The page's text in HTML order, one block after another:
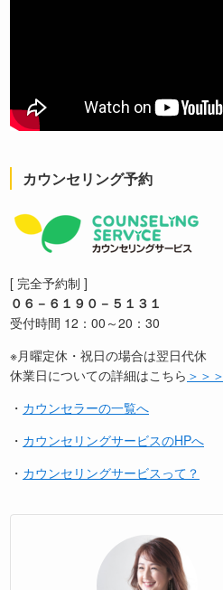
カウンセリング予約
[ 完全予約制 ]
０６－６１９０－５１３１
受付時間 12：00～20：30
※月曜定休・祝日の場合は翌日代休
休業日についての詳細はこちら ＞＞＞
・ カウンセラーの一覧へ
・ カウンセリングサービスのHPへ
・ カウンセリングサービスって？